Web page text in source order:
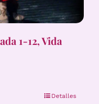
1-12, Vida
Detalles